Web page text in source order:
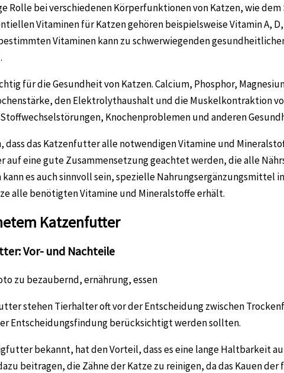
Rolle bei verschiedenen Körperfunktionen von Katzen, wie
Vitaminen für Katzen gehören beispielsweise Vitamin A,
Vitaminen kann zu schwerwiegenden
für die Gesundheit von Katzen. Calcium, Phosphor,
den Elektrolythaushalt und die Muskelkontraktion
Knochenproblemen und anderen
dass das Katzenfutter alle notwendigen Vitamine und
eine gute Zusammensetzung geachtet werden, die alle
es auch sinnvoll sein, spezielle Nahrungsergänzungsmittel
alle benötigten Vitamine und Mineralstoffe erhält.
Katzenfutter
Vor- und Nachteile
stehen Tierhalter oft vor der Entscheidung zwischen
Entscheidungsfindung berücksichtigt werden sollten.
bekannt, hat den Vorteil, dass es eine lange Haltbarkeit
beitragen, die Zähne der Katze zu reinigen, da das Kauen